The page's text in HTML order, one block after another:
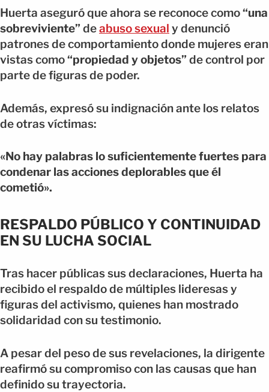
Huerta aseguró que ahora se reconoce como“una
sobreviviente” deabuso sexual y denunció
patrones de comportamiento donde mujeres eran
vistas como“propiedad y objetos” de control por
parte de figuras de poder.
Además, expresó su indignación ante los relatos
de otras víctimas:
«No hay palabras lo suficientemente fuertes para
condenar las acciones deplorables que él
cometió».
RESPALDO PÚBLICO Y CONTINUIDAD
EN SU LUCHA SOCIAL
Tras hacer públicas sus declaraciones, Huerta ha
recibido el respaldo de múltiples lideresas y
figuras del activismo, quienes han mostrado
solidaridad con su testimonio.
A pesar del peso de sus revelaciones, la dirigente
reafirmó su compromiso con las causas que han
definido su trayectoria.